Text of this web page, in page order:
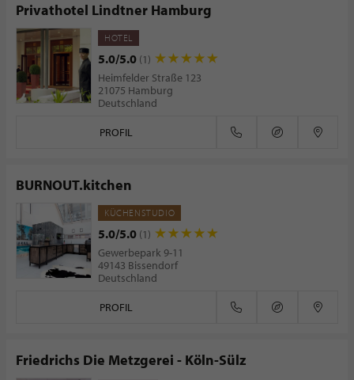
Privathotel Lindtner Hamburg
HOTEL
5.0/5.0 (1)
Heimfelder Straße 123
21075 Hamburg
Deutschland
PROFIL
BURNOUT.kitchen
KÜCHENSTUDIO
5.0/5.0 (1)
Gewerbepark 9-11
49143 Bissendorf
Deutschland
PROFIL
Friedrichs Die Metzgerei - Köln-Sülz